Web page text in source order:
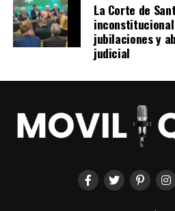
La Corte de
jubilaciones y
judicial